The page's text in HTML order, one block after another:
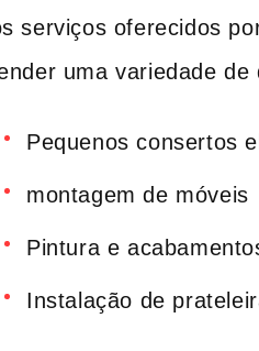
serviços oferecidos
uma variedade de
Pequenos consertos
montagem de móveis
Pintura e
Instalação de